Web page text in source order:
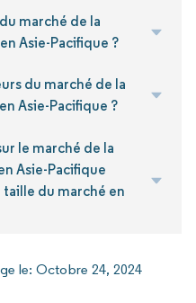
marché de la
Asie-Pacifique ?
du marché de la
Asie-Pacifique ?
le marché de la
Asie-Pacifique
du marché en
le: Octobre 24, 2024